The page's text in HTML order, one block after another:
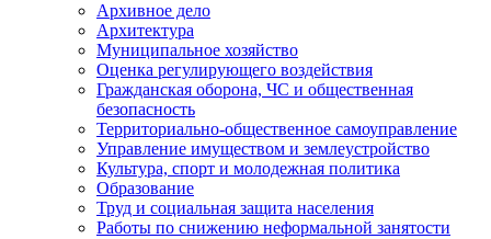
Архивное дело
Архитектура
Муниципальное хозяйство
Оценка регулирующего воздействия
Гражданская оборона, ЧС и общественная
безопасность
Территориально-общественное самоуправление
Управление имуществом и землеустройство
Культура, спорт и молодежная политика
Образование
Труд и социальная защита населения
Работы по снижению неформальной занятости